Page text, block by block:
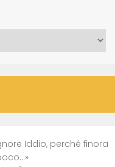
Iddio, perché finora